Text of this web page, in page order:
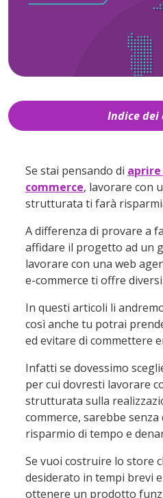
Indice
1.1 Lavorare con un
Attenzione
1.3 Anni di esperienza
1.4 Posizione geografica
Perché Consulenza E-
l’agenzia web giusta
Se stai pensando di
commerce, lavorare con
strutturata ti farà
A differenza di provare a
affidare il progetto ad un
lavorare con una web
e-commerce ti offre
In questi articoli li
così anche tu potrai
ed evitare di commettere
Infatti se dovessimo
per cui dovresti lavorare
strutturata sulla
commerce, sarebbe senza
risparmio di tempo e
Se vuoi costruire lo store
desiderato in tempi brevi
ottenere un prodotto